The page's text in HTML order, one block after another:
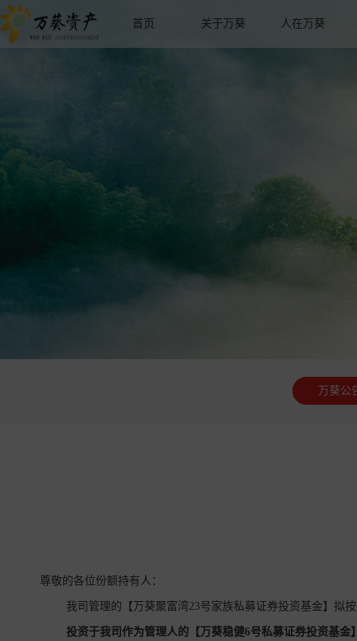
首页 关于万葵 人在万葵
万葵公
尊敬的各位份额持有人：
我司管理的【万葵聚富湾23号家族私募证券投资基金】拟
投资于我司作为管理人的【万葵稳健6号私募证券投资基金